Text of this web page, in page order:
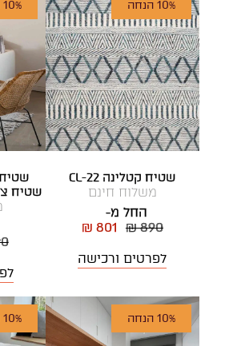
10% הנחה
שטיח קטלינה CL-22
משלוח חינם
החל מ-
₪ 890
₪ 801
לפרטים ורכישה
10% הנחה
שטיח
10% הנחה 10% הנחה